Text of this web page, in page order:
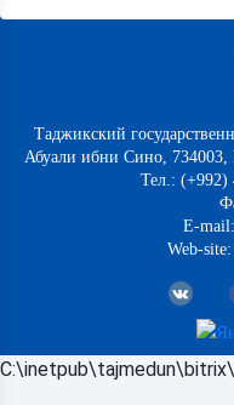
Таджикский
Абуали ибни Сино,
Тел.: (+992)
E-
Web-site: